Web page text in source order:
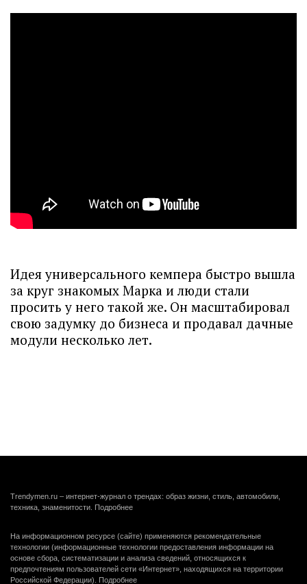
Идея универсального кемпера быстро вышла
за круг знакомых Марка и люди стали
просить у него такой же. Он масштабировал
свою задумку до бизнеса и продавал дачные
модули несколько лет.
Trendymen.ru – интернет-журнал о трендах: образ жизни, стиль, автомобили,
техника, знаменитости. Подробнее
На информационном ресурсе (сайте) применяются рекомендательные
технологии (информационные технологии предоставления информации на
основе сбора, систематизации и анализа сведений, относящихся к
предпочтениям пользователей сети «Интернет», находящихся на территории
Российской Федерации). Подробнее